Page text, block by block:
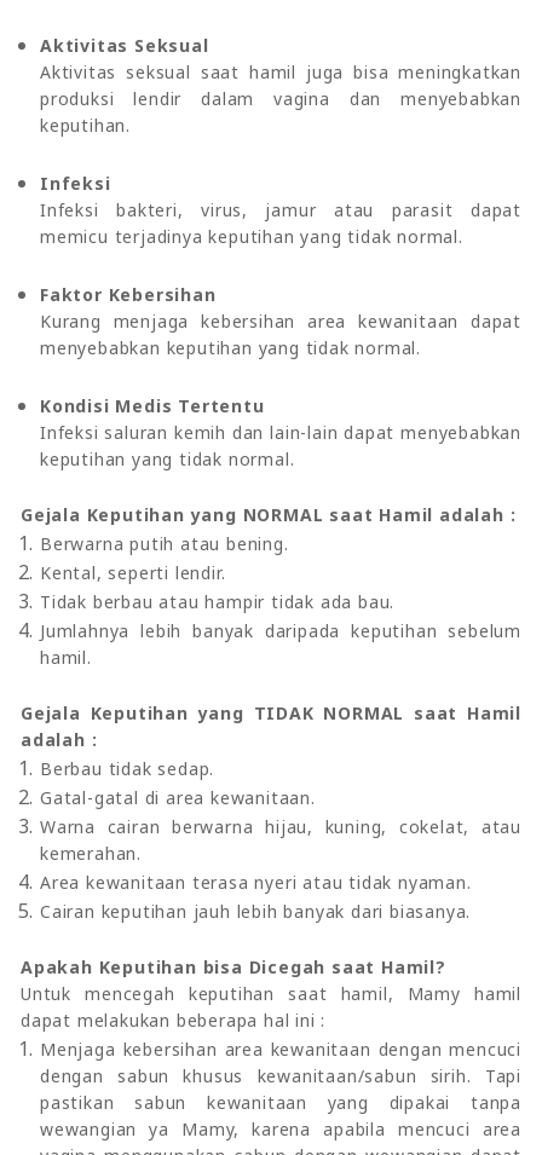
Aktivitas Seksual
Aktivitas seksual saat hamil juga bisa meningkatkan
produksi lendir dalam vagina dan menyebabkan
keputihan.
Infeksi
Infeksi bakteri, virus, jamur atau parasit dapat
memicu terjadinya keputihan yang tidak normal.
Faktor Kebersihan
Kurang menjaga kebersihan area kewanitaan dapat
menyebabkan keputihan yang tidak normal.
Kondisi Medis Tertentu
Infeksi saluran kemih dan lain-lain dapat menyebabkan
keputihan yang tidak normal.
Gejala Keputihan yang NORMAL saat Hamil adalah :
Berwarna putih atau bening.
Kental, seperti lendir.
Tidak berbau atau hampir tidak ada bau.
Jumlahnya lebih banyak daripada keputihan sebelum
hamil.
Gejala Keputihan yang TIDAK NORMAL saat Hamil
adalah :
Berbau tidak sedap.
Gatal-gatal di area kewanitaan.
Warna cairan berwarna hijau, kuning, cokelat, atau
kemerahan.
Area kewanitaan terasa nyeri atau tidak nyaman.
Cairan keputihan jauh lebih banyak dari biasanya.
Apakah Keputihan bisa Dicegah saat Hamil?
Untuk mencegah keputihan saat hamil, Mamy hamil
dapat melakukan beberapa hal ini :
Menjaga kebersihan area kewanitaan dengan mencuci
dengan sabun khusus kewanitaan/sabun sirih. Tapi
pastikan sabun kewanitaan yang dipakai tanpa
wewangian ya Mamy, karena apabila mencuci area